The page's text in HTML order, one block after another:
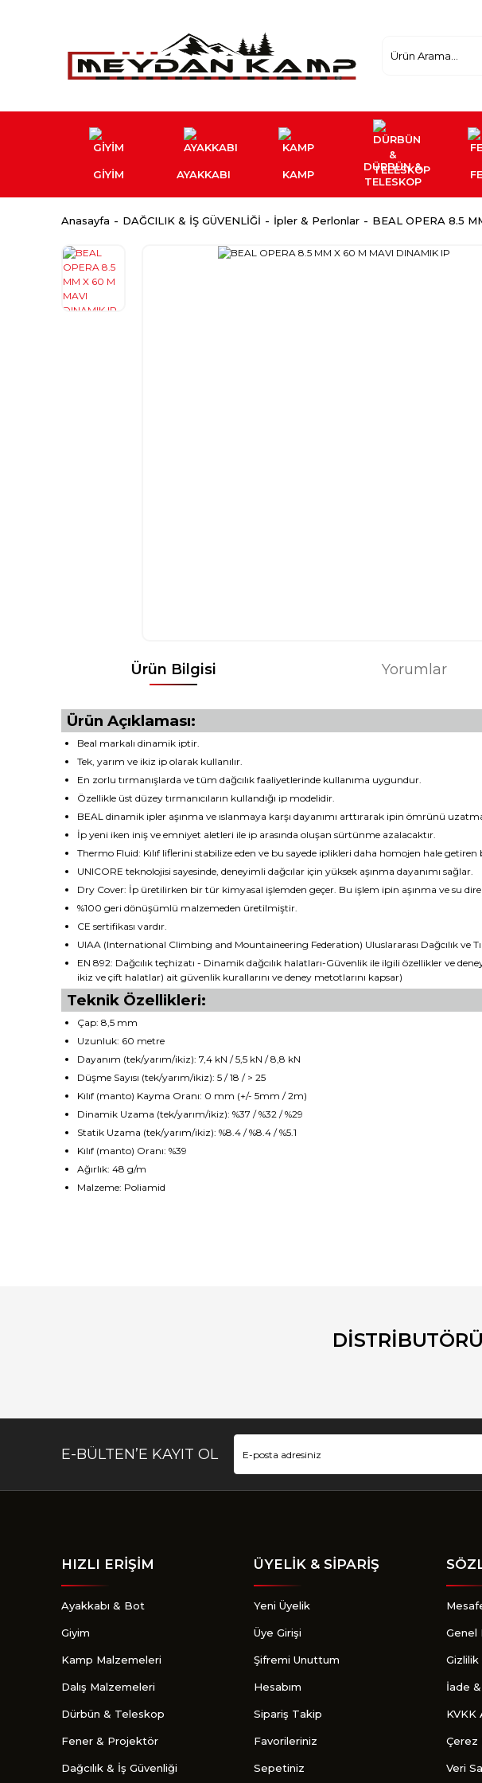
GİYİM AYAKKABI KAMP
DÜRBÜN &
TELESKOP
Anasayfa DAĞCILIK & İŞ GÜVENLİĞİ İpler & Perlonlar BEAL OPERA 8.5
Ürün Bilgisi Yorumlar
Ürün Açıklaması:
Beal markalı dinamik iptir.
Tek, yarım ve ikiz ip olarak kullanılır.
En zorlu tırmanışlarda ve tüm dağcılık faaliyetlerinde kullanıma uygundur.
Özellikle üst düzey tırmanıcıların kullandığı ip modelidir.
BEAL dinamik ipler aşınma ve ıslanmaya karşı dayanımı arttırarak ipin ömrünü
İp yeni iken iniş ve emniyet aletleri ile ip arasında oluşan sürtünme azalacaktır.
Thermo Fluid: Kılıf liflerini stabilize eden ve bu sayede iplikleri daha homojen hale
UNICORE teknolojisi sayesinde, deneyimli dağcılar için yüksek aşınma dayanımı sağlar.
Dry Cover: İp üretilirken bir tür kimyasal işlemden geçer. Bu işlem ipin aşınma ve su
%100 geri dönüşümlü malzemeden üretilmiştir.
CE sertifikası vardır.
UIAA (International Climbing and Mountaineering Federation) Uluslararası Dağcılık ve
EN 892: Dağcılık teçhizatı - Dinamik dağcılık halatları-Güvenlik ile ilgili özellikler ve
ikiz ve çift halatlar) ait güvenlik kurallarını ve deney metotlarını kapsar)
Teknik Özellikleri:
Çap: 8,5 mm
Uzunluk: 60 metre
Dayanım (tek/yarım/ikiz): 7,4 kN / 5,5 kN / 8,8 kN
Düşme Sayısı (tek/yarım/ikiz): 5 / 18 / > 25
Kılıf (manto) Kayma Oranı: 0 mm (+/- 5mm / 2m)
Dinamik Uzama (tek/yarım/ikiz): %37 / %32 / %29
Statik Uzama (tek/yarım/ikiz): %8.4 / %8.4 / %5.1
Kılıf (manto) Oranı: %39
Ağırlık: 48 g/m
Malzeme: Poliamid
E-BÜLTEN’E KAYIT OL
HIZLI ERİŞİM
Ayakkabı & Bot
Giyim
Kamp Malzemeleri
Dalış Malzemeleri
Dürbün & Teleskop
Fener & Projektör
Dağcılık & İş Güvenliği
ÜYELİK & SİPARİŞ
Yeni Üyelik
Üye Girişi
Şifremi Unuttum
Hesabım
Sipariş Takip
Favorileriniz
Sepetiniz
Genel
Gizlilik
İade
KVKK
Çerez
Veri